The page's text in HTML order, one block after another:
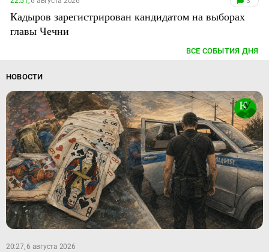
Кадыров зарегистрирован кандидатом на выборах
главы Чечни
ВСЕ СОБЫТИЯ ДНЯ
НОВОСТИ
20:27, 6 августа 2026